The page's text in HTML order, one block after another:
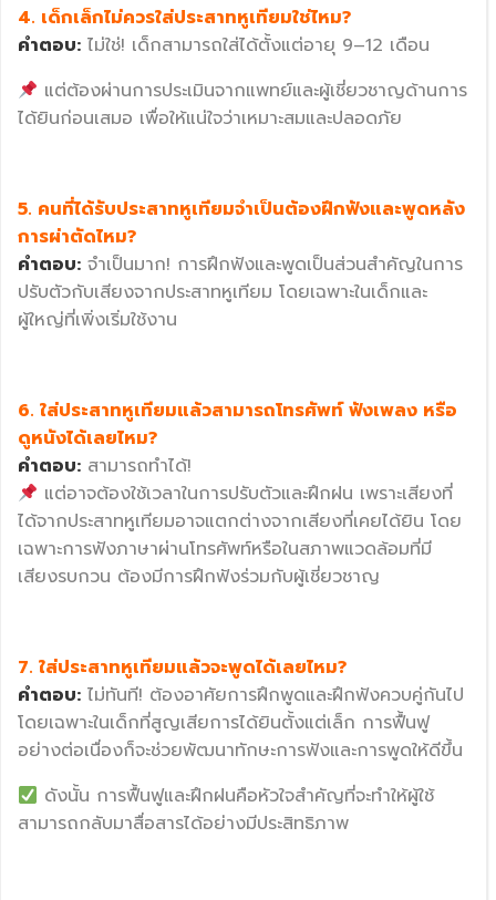
4. เด็กเล็กไม่ควรใส่ประสาทหูเทียมใช่ไหม?
คำตอบ: ไม่ใช่! เด็กสามารถใส่ได้ตั้งแต่อายุ 9–12 เดือน
แต่ต้องผ่านการประเมินจากแพทย์และผู้เชี่ยวชาญด้านการ
ได้ยินก่อนเสมอ เพื่อให้แน่ใจว่าเหมาะสมและปลอดภัย
5. คนที่ได้รับประสาทหูเทียมจำเป็นต้องฝึกฟังและพูดหลัง
การผ่าตัดไหม?
คำตอบ: จำเป็นมาก! การฝึกฟังและพูดเป็นส่วนสำคัญในการ
ปรับตัวกับเสียงจากประสาทหูเทียม โดยเฉพาะในเด็กและ
ผู้ใหญ่ที่เพิ่งเริ่มใช้งาน
6. ใส่ประสาทหูเทียมแล้วสามารถโทรศัพท์ ฟังเพลง หรือ
ดูหนังได้เลยไหม?
คำตอบ: สามารถทำได้!
แต่อาจต้องใช้เวลาในการปรับตัวและฝึกฝน เพราะเสียงที่
ได้จากประสาทหูเทียมอาจแตกต่างจากเสียงที่เคยได้ยิน โดย
เฉพาะการฟังภาษาผ่านโทรศัพท์หรือในสภาพแวดล้อมที่มี
เสียงรบกวน ต้องมีการฝึกฟังร่วมกับผู้เชี่ยวชาญ
7. ใส่ประสาทหูเทียมแล้วจะพูดได้เลยไหม?
คำตอบ: ไม่ทันที! ต้องอาศัยการฝึกพูดและฝึกฟังควบคู่กันไป
โดยเฉพาะในเด็กที่สูญเสียการได้ยินตั้งแต่เล็ก การฟื้นฟู
อย่างต่อเนื่องก็จะช่วยพัฒนาทักษะการฟังและการพูดให้ดีขึ้น
ดังนั้น การฟื้นฟูและฝึกฝนคือหัวใจสำคัญที่จะทำให้ผู้ใช้
สามารถกลับมาสื่อสารได้อย่างมีประสิทธิภาพ